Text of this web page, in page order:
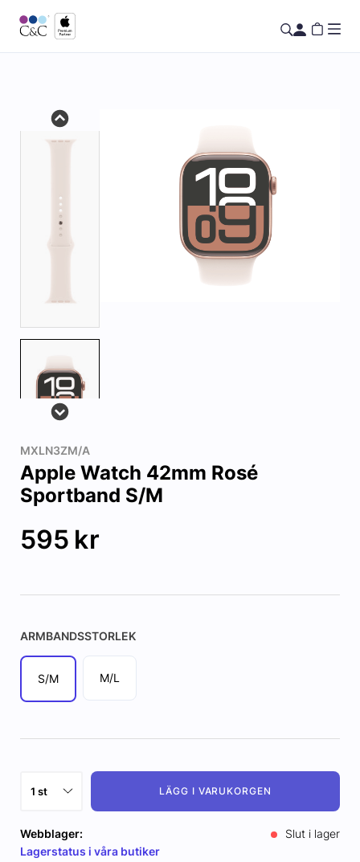
MXLN3ZM/A
Apple Watch 42mm Rosé
Sportband S/M
595 kr
ARMBANDSSTORLEK
S/M M/L
LÄGG I VARUKORGEN
Webblager:
Slut i lager
Lagerstatus i våra butiker